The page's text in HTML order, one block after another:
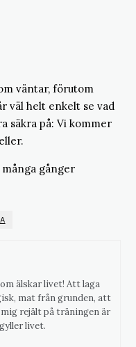
väntar, förutom
väl helt enkelt se vad
säkra på: Vi kommer
många gånger
älskar livet! Att laga
mat från grunden, att
rejält på träningen är
livet.